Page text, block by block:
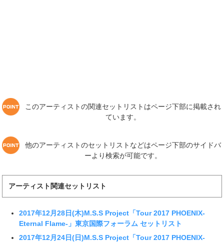
このアーティストの関連セットリストはページ下部に掲載され
ています。
他のアーティストのセットリストなどはページ下部のサイドバ
ーより検索が可能です。
アーティスト関連セットリスト
2017年12月28日(木)M.S.S Project「Tour 2017 PHOENIX-
Eternal Flame-」東京国際フォーラム セットリスト
2017年12月24日(日)M.S.S Project「Tour 2017 PHOENIX-